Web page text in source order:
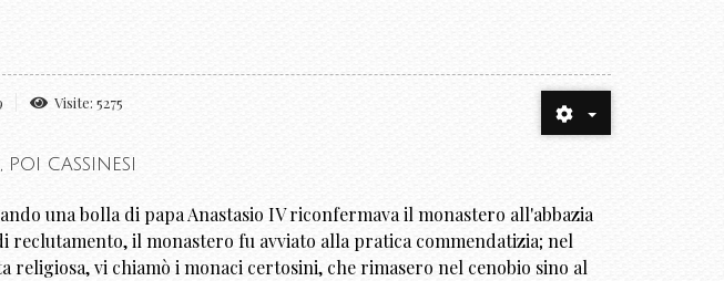
Visite: 5275
cassinesi
una bolla di papa Anastasio IV riconfermava il monastero all'abbazia
reclutamento, il monastero fu avviato alla pratica commendatizia; nel
religiosa, vi chiamò i monaci certosini, che rimasero nel cenobio sino al